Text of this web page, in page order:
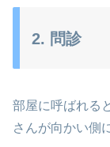
2. 問診
部屋に呼ばれる
さんが向かい側